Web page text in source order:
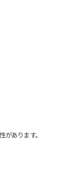
あります。